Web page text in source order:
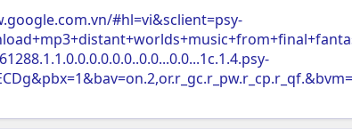
#hl=vi&sclient=psy-